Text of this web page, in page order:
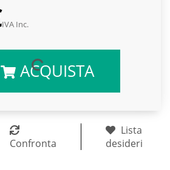
IVA Inc.
ACQUISTA
Confronta
Lista
desideri